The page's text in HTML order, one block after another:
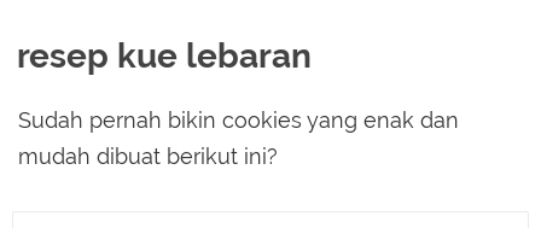
resep kue lebaran
Sudah pernah bikin cookies yang enak dan
mudah dibuat berikut ini?